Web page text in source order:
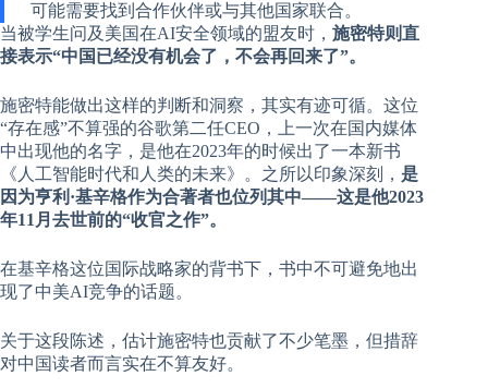
可能需要找到合作伙伴或与其他国家联合。
当被学生问及美国在AI安全领域的盟友时， 施密特则直
接表示“中国已经没有机会了，不会再回来了”。
施密特能做出这样的判断和洞察，其实有迹可循。这位
“存在感”不算强的谷歌第二任CEO，上一次在国内媒体
中出现他的名字，是他在2023年的时候出了一本新书
《人工智能时代和人类的未来》。之所以印象深刻， 是
因为亨利·基辛格作为合著者也位列其中——这是他2023
年11月去世前的“收官之作”。
在基辛格这位国际战略家的背书下，书中不可避免地出
现了中美AI竞争的话题。
关于这段陈述，估计施密特也贡献了不少笔墨，但措辞
对中国读者而言实在不算友好。